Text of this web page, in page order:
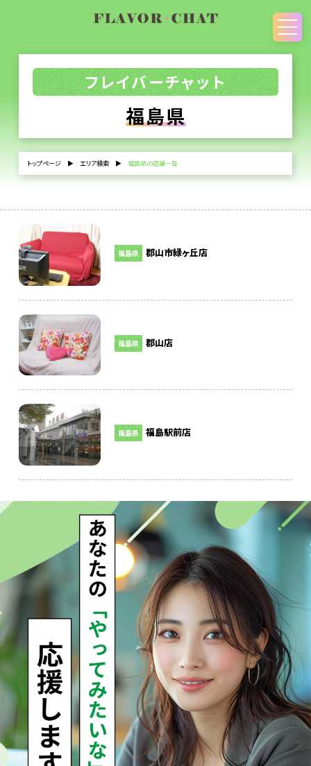
フレイバーチャット
福島県
トップページ▶ エリア検索▶ 福島県の店舗一覧
福島県 郡山市緑ヶ丘店
福島県 郡山店
福島県 福島駅前店